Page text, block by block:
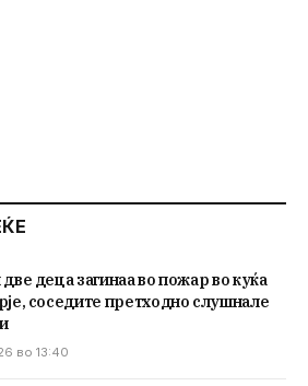
две деца загинаа во пожар во куќа
соседите претходно слушнале
во 13:40